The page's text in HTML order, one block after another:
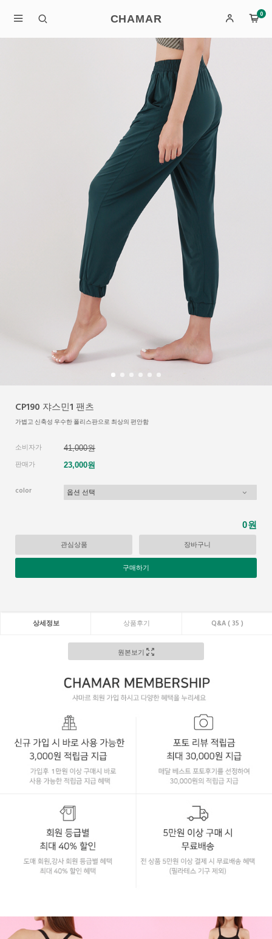
CHAMAR 0
CP190 쟈스민1 팬츠
가볍고 신축성 우수한 폴리스판으로 최상의 편안함
소비자가
41,000원
판매가
23,000원
color
0원
관심상품 장바구니
구매하기
상세정보 상품후기 Q&A ( 35 )
원본보기